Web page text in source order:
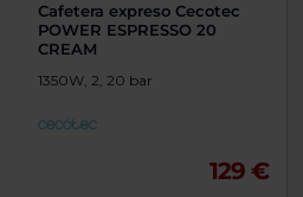
Cafetera expreso Cecotec
POWER ESPRESSO 20
CREAM
1350W, 2, 20 bar
129 €